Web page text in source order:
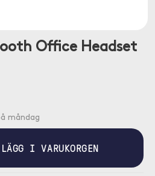
Office Headset
måndag
LÄGG I VARUKORGEN